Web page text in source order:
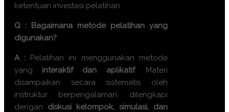
ketentuan investasi pelatihan.
Q : Bagaimana metode pelatihan yang
digunakan?
A : Pelatihan ini menggunakan metode
yang interaktif dan aplikatif. Materi
disampaikan secara sistematis oleh
instruktur berpengalaman, dilengkapi
dengan diskusi kelompok, simulasi, dan